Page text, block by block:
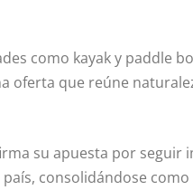
como kayak y paddle
oferta que reúne
su apuesta por
consolidándose